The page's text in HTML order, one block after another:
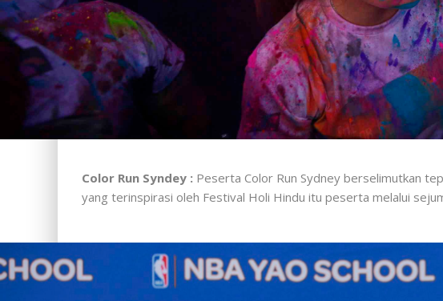
Color Run Syndey : Peserta Color Run Sydney berselimutkan
yang terinspirasi oleh Festival Holi Hindu itu peserta melalui